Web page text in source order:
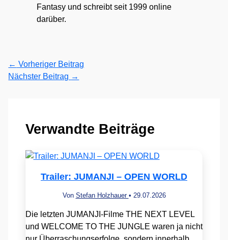
Fantasy und schreibt seit 1999 online
darüber.
← Vorheriger Beitrag
Nächster Beitrag →
Verwandte Beiträge
Trailer: JUMANJI – OPEN WORLD
Von Stefan Holzhauer • 29.07.2026
Die letzten JUMANJI-Filme THE NEXT LEVEL
und WELCOME TO THE JUNGLE waren ja nicht